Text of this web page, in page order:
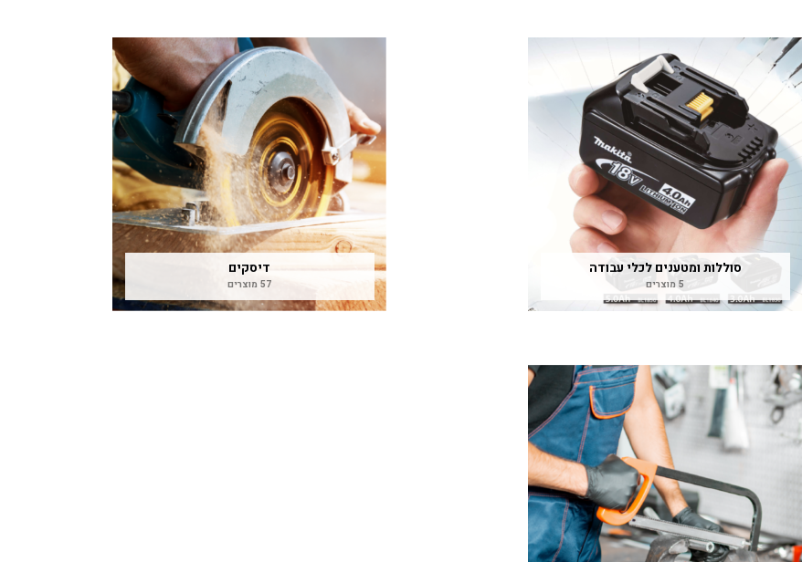
סוללות ומטענים לכלי עבודה
5 מוצרים
דיסקים
57 מוצרים